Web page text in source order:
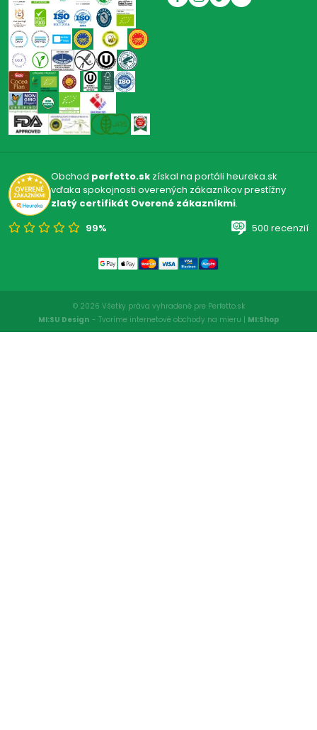
Obchod perfetto.skzískal na portáli heureka.sk
vďaka spokojnosti overených zákazníkov prestížny
zlatý certifikát Overené zákazníkmi.
99%
500 recenzií
© 2026 Všetky práva vyhradené pre Perfetto.sk
MI:SU Design - Tvoríme internetové obchody na mieru | MI:Shop